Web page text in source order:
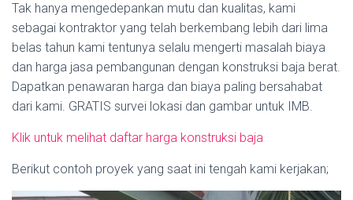
Tak hanya mengedepankan mutu dan kualitas, kami
sebagai kontraktor yang telah berkembang lebih dari lima
belas tahun kami tentunya selalu mengerti masalah biaya
dan harga jasa pembangunan dengan konstruksi baja berat.
Dapatkan penawaran harga dan biaya paling bersahabat
dari kami. GRATIS survei lokasi dan gambar untuk IMB.
Klik untuk melihat daftar harga konstruksi baja
Berikut contoh proyek yang saat ini tengah kami kerjakan;